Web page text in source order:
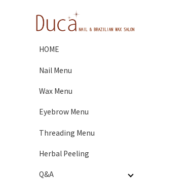
HOME
Nail Menu
Wax Menu
Eyebrow Menu
Threading Menu
Herbal Peeling
Q&A